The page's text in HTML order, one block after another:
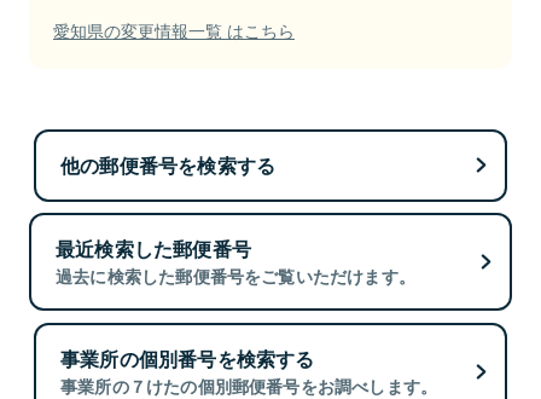
愛知県の変更情報一覧 はこちら
他の郵便番号を検索する
最近検索した郵便番号
過去に検索した郵便番号をご覧いただけます。
事業所の個別番号を検索する
事業所の７けたの個別郵便番号をお調べします。